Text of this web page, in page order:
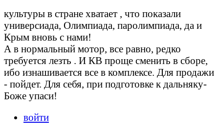
культуры в стране хватает , что показали
универсиада, Олимпиада, паролимпиада, да и
Крым вновь с нами!
А в нормальный мотор, все равно, редко
требуется лезть . И КВ проще сменить в сборе,
ибо изнашивается все в комплексе. Для продажи
- пойдет. Для себя, при подготовке к дальняку-
Боже упаси!
войти